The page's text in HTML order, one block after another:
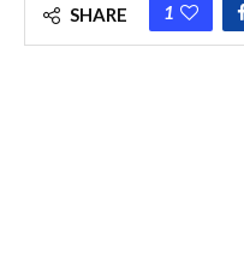
SHARE 1